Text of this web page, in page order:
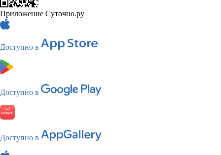
Приложение Суточно.ру
Доступно в
Доступно в
Доступно в